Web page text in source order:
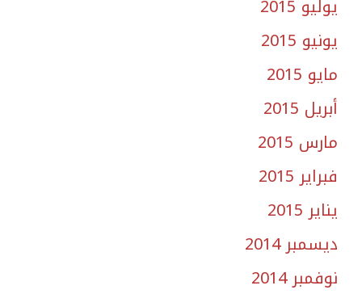
يوليو 2015
يونيو 2015
مايو 2015
أبريل 2015
مارس 2015
فبراير 2015
يناير 2015
ديسمبر 2014
نوفمبر 2014